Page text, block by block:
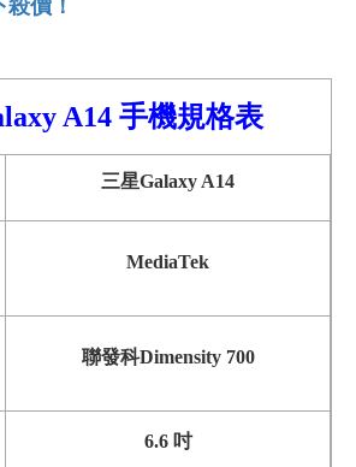
殺價！
A14 手機規格表
三星Galaxy A14
MediaTek
聯發科Dimensity 700
6.6 吋